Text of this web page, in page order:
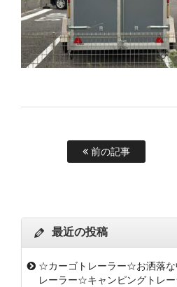
前の記事
最近の投稿
☆カーゴトレーラー☆お洒落な
レーラー☆キャンピングトレ